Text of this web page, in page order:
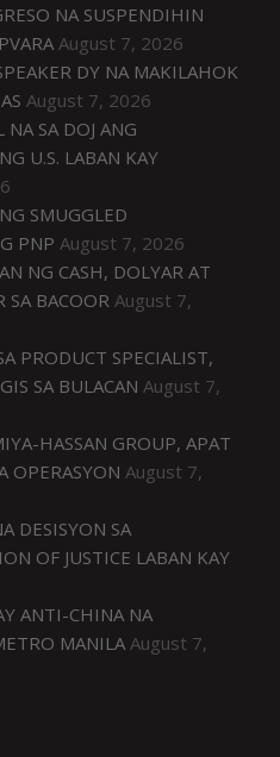
NA SUSPENDIHIN
August 7, 2026
DY NA MAKILAHOK
August 7, 2026
NA SA DOJ ANG
U.S. LABAN KAY
SMUGGLED
PNP August 7, 2026
NG CASH, DOLYAR AT
SA BACOOR August 7,
PRODUCT SPECIALIST,
SA BULACAN August 7,
HASSAN GROUP, APAT
OPERASYON August 7,
DESISYON SA
OF JUSTICE LABAN KAY
ANTI-CHINA NA
MANILA August 7,